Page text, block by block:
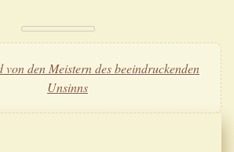
von den Meistern des beeindruckenden
Unsinns